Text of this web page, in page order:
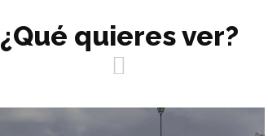
¿Qué quieres ver?